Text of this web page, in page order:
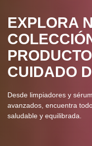
EXPLORA
CUIDADO
Desde limpiadores y
avanzados, encuentra
saludable y equilibrada.